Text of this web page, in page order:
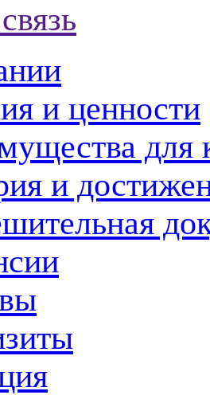
и ценности
для
и